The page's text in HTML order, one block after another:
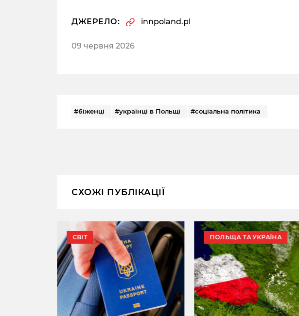
ДЖЕРЕЛО: innpoland.pl
09 червня 2026
#біженці #українці в Польщі #соціальна політика
СХОЖІ ПУБЛІКАЦІЇ
СВІТ ПОЛЬЩА ТА УКРАЇНА